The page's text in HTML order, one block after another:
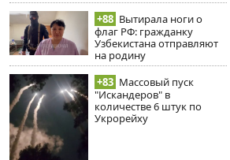
+88 Вытирала ноги о
флаг РФ: гражданку
Узбекистана отправляют
на родину
+83 Массовый пуск
"Искандеров" в
количестве 6 штук по
Укрорейху